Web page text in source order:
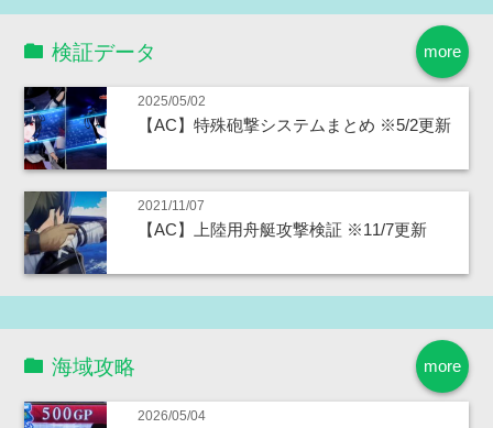
more
検証データ
2025/05/02
【AC】特殊砲撃システムまとめ ※5/2更新
2021/11/07
【AC】上陸用舟艇攻撃検証 ※11/7更新
more
海域攻略
2026/05/04